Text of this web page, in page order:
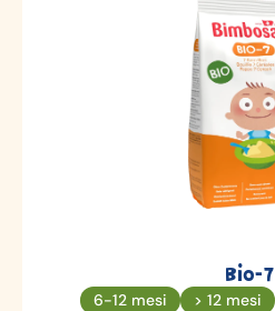
Bio-7
6-12 mesi > 12 mesi